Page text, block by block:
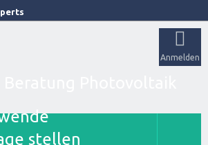
Anmelden
stellen